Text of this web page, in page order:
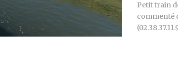
Petit train
commenté